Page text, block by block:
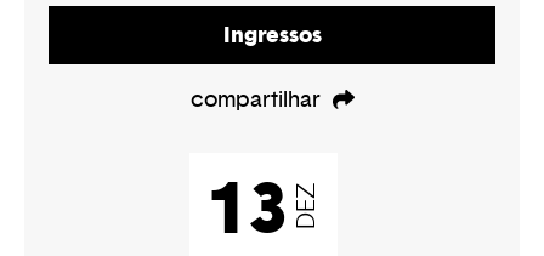
Ingressos
compartilhar
13 DEZ